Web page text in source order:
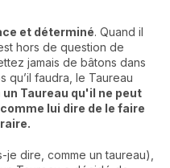
et déterminé. Quand il
hors de question de
jamais de bâtons dans
qu’il faudra, le Taureau
un Taureau qu'il ne peut
lui dire de le faire
dire, comme un taureau),